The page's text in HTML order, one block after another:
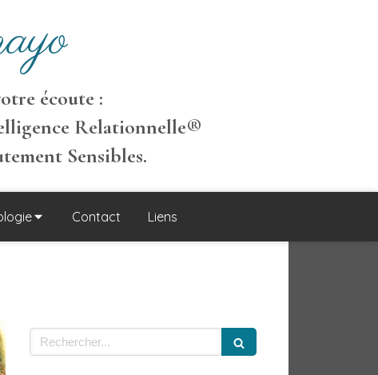
écoute :
Relationnelle®
Sensibles.
Contact Liens
Rechercher